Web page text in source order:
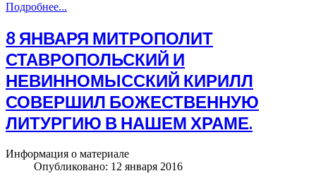
Подробнее...
8 ЯНВАРЯ МИТРОПОЛИТ
СТАВРОПОЛЬСКИЙ И
НЕВИННОМЫССКИЙ КИРИЛЛ
СОВЕРШИЛ БОЖЕСТВЕННУЮ
ЛИТУРГИЮ В НАШЕМ ХРАМЕ.
Информация о материале
Опубликовано: 12 января 2016